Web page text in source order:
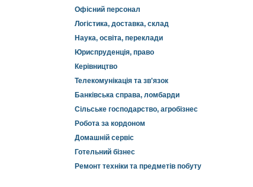
Офісний персонал
Логістика, доставка, склад
Наука, освіта, переклади
Юриспруденція, право
Керівництво
Телекомунікація та зв'язок
Банківська справа, ломбарди
Сільське господарство, агробізнес
Робота за кордоном
Домашній сервіс
Готельний бізнес
Ремонт техніки та предметів побуту